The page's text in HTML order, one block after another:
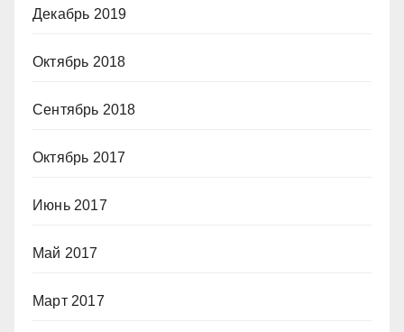
Декабрь 2019
Октябрь 2018
Сентябрь 2018
Октябрь 2017
Июнь 2017
Май 2017
Март 2017